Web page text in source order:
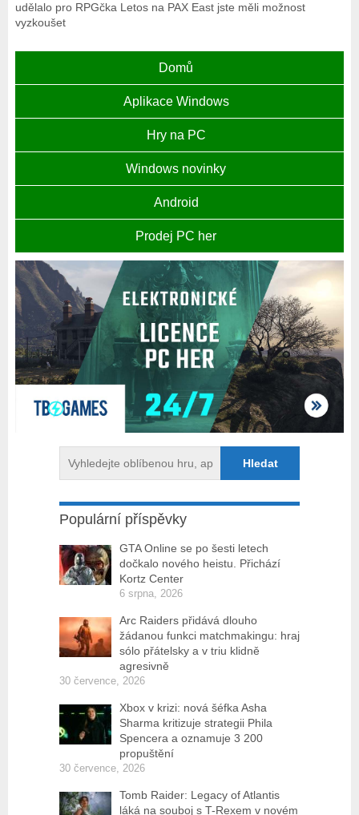
udělalo pro RPGčka Letos na PAX East jste měli možnost
vyzkoušet
Domů
Aplikace Windows
Hry na PC
Windows novinky
Android
Prodej PC her
Populární příspěvky
GTA Online se po šesti letech
dočkalo nového heistu. Přichází
Kortz Center
6 srpna, 2026
Arc Raiders přidává dlouho
žádanou funkci matchmakingu: hraj
sólo přátelsky a v triu klidně
agresivně
30 července, 2026
Xbox v krizi: nová šéfka Asha
Sharma kritizuje strategii Phila
Spencera a oznamuje 3 200
propuštění
30 července, 2026
Tomb Raider: Legacy of Atlantis
láká na souboj s T-Rexem v novém